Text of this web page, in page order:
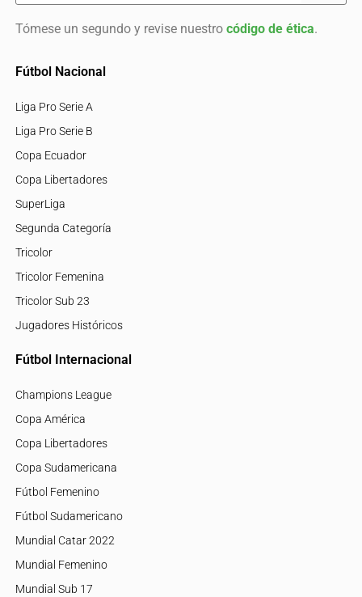
Tómese un segundo y revise nuestro código de ética.
Fútbol Nacional
Liga Pro Serie A
Liga Pro Serie B
Copa Ecuador
Copa Libertadores
SuperLiga
Segunda Categoría
Tricolor
Tricolor Femenina
Tricolor Sub 23
Jugadores Históricos
Fútbol Internacional
Champions League
Copa América
Copa Libertadores
Copa Sudamericana
Fútbol Femenino
Fútbol Sudamericano
Mundial Catar 2022
Mundial Femenino
Mundial Sub 17